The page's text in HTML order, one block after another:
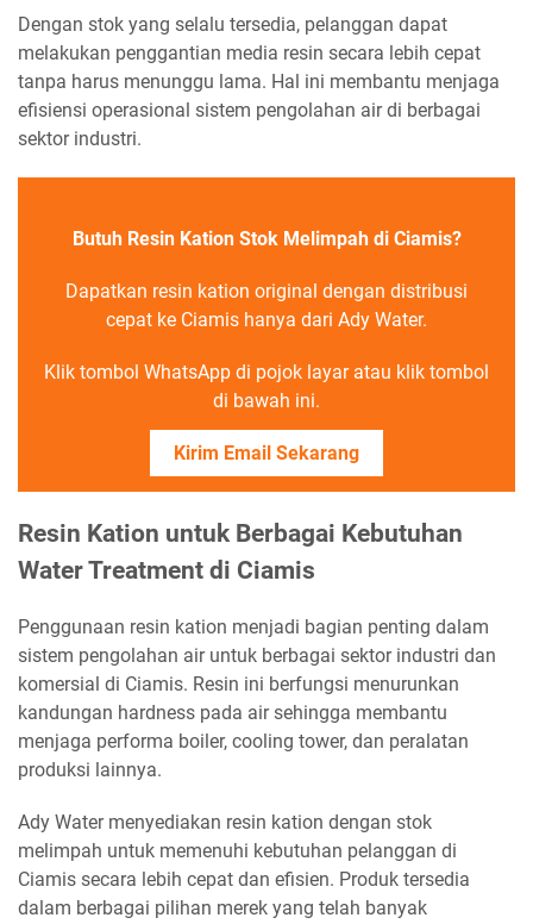
Dengan stok yang selalu tersedia, pelanggan dapat
melakukan penggantian media resin secara lebih cepat
tanpa harus menunggu lama. Hal ini membantu menjaga
efisiensi operasional sistem pengolahan air di berbagai
sektor industri.
Butuh Resin Kation Stok Melimpah di Ciamis?
Dapatkan resin kation original dengan distribusi
cepat ke Ciamis hanya dari Ady Water.
Klik tombol WhatsApp di pojok layar atau klik tombol
di bawah ini.
Kirim Email Sekarang
Resin Kation untuk Berbagai Kebutuhan
Water Treatment di Ciamis
Penggunaan resin kation menjadi bagian penting dalam
sistem pengolahan air untuk berbagai sektor industri dan
komersial di Ciamis. Resin ini berfungsi menurunkan
kandungan hardness pada air sehingga membantu
menjaga performa boiler, cooling tower, dan peralatan
produksi lainnya.
Ady Water menyediakan resin kation dengan stok
melimpah untuk memenuhi kebutuhan pelanggan di
Ciamis secara lebih cepat dan efisien. Produk tersedia
dalam berbagai pilihan merek yang telah banyak